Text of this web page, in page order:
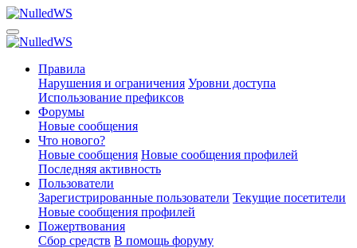
Правила
Нарушения и ограничения Уровни доступа
Использование префиксов
Форумы
Новые сообщения
Что нового?
Новые сообщения Новые сообщения профилей
Последняя активность
Пользователи
Зарегистрированные пользователи Текущие посетители
Новые сообщения профилей
Пожертвования
Сбор средств В помощь форуму